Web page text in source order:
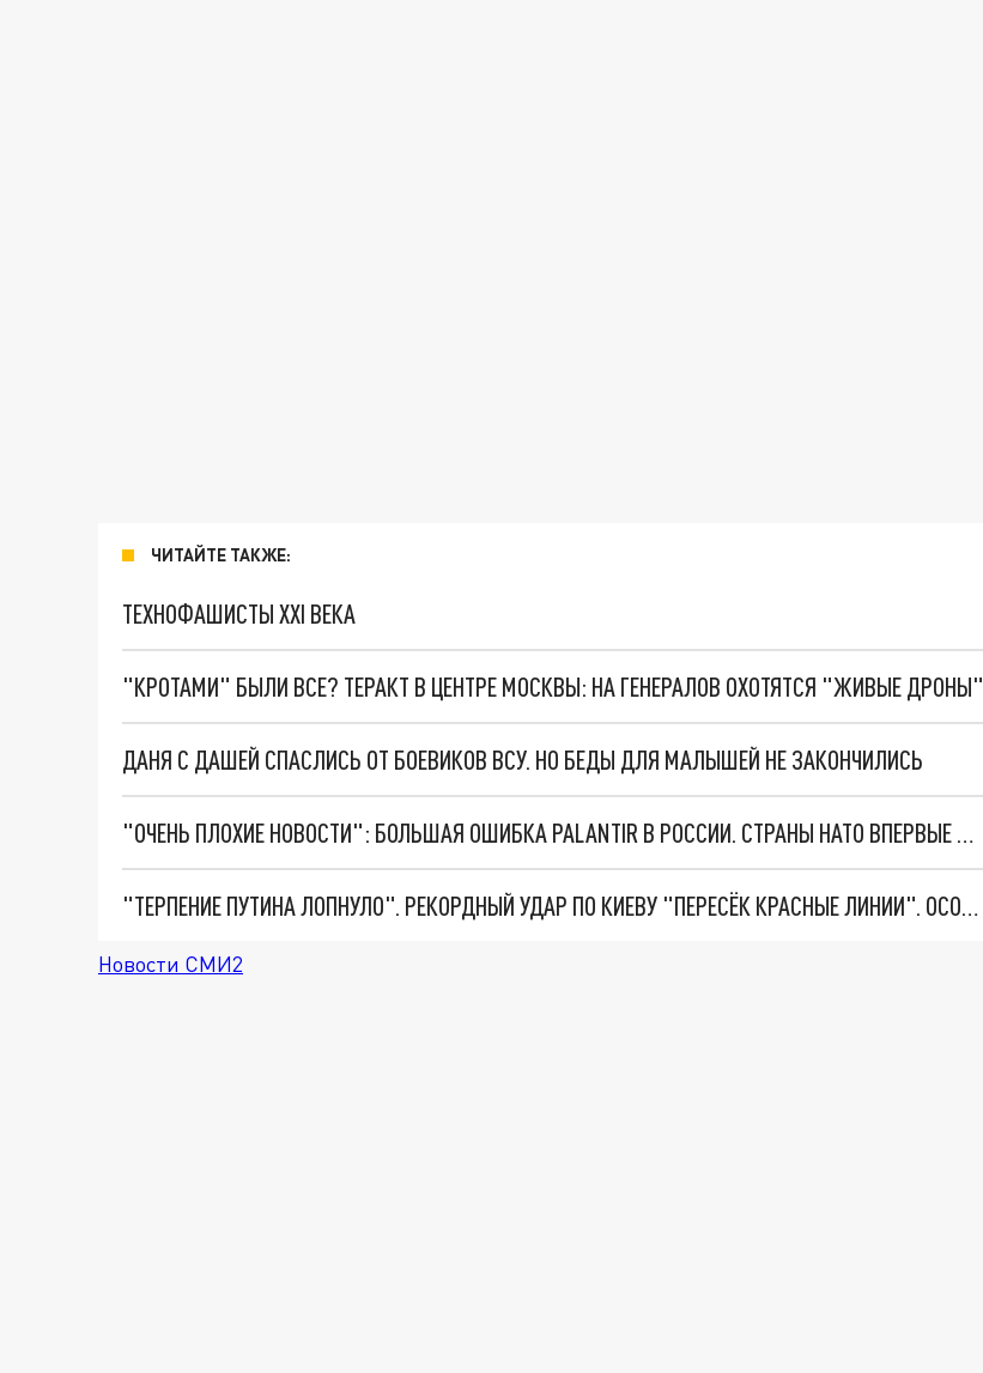
ЧИТАЙТЕ ТАКЖЕ:
ТЕХНОФАШИСТЫ XXI ВЕКА
"КРОТАМИ" БЫЛИ ВСЕ? ТЕРАКТ В ЦЕНТРЕ МОСКВЫ: НА ГЕНЕРАЛОВ ОХОТЯТСЯ "ЖИВЫЕ ДРОНЫ"
ДАНЯ С ДАШЕЙ СПАСЛИСЬ ОТ БОЕВИКОВ ВСУ. НО БЕДЫ ДЛЯ МАЛЫШЕЙ НЕ ЗАКОНЧИЛИСЬ
"ОЧЕНЬ ПЛОХИЕ НОВОСТИ": БОЛЬШАЯ ОШИБКА PALANTIR В РОССИИ. СТРАНЫ НАТО ВПЕРВЫЕ ЗА СВО ОСТАНОВИЛИ ПОСТАВКИ ОРУЖИЯ. ВСУ ТЕРЯЮТ ПРИГРАНИЧЬЕ?
"ТЕРПЕНИЕ ПУТИНА ЛОПНУЛО". РЕКОРДНЫЙ УДАР ПО КИЕВУ "ПЕРЕСЁК КРАСНЫЕ ЛИНИИ". ОСОБЫЕ СПЕЦЫ КНДР НА ЛБС? ТАЙНЫЕ ПЕРЕГОВОРЫ ЕВРОПЫ И МОСКВЫ
Новости СМИ2